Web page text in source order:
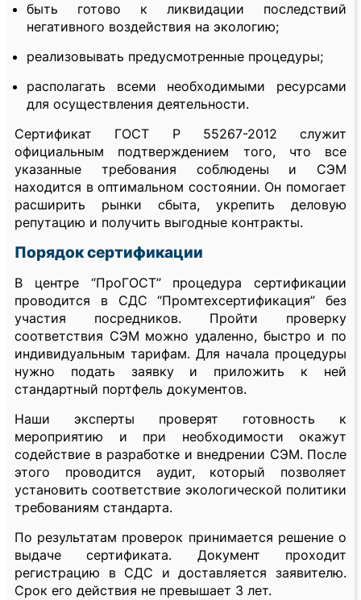
быть готово к ликвидации последствий
негативного воздействия на экологию;
реализовывать предусмотренные процедуры;
располагать всеми необходимыми ресурсами
для осуществления деятельности.
Сертификат ГОСТ Р 55267-2012 служит
официальным подтверждением того, что все
указанные требования соблюдены и СЭМ
находится в оптимальном состоянии. Он помогает
расширить рынки сбыта, укрепить деловую
репутацию и получить выгодные контракты.
Порядок сертификации
В центре “ПроГОСТ” процедура сертификации
проводится в СДС “Промтехсертификация” без
участия посредников. Пройти проверку
соответствия СЭМ можно удаленно, быстро и по
индивидуальным тарифам. Для начала процедуры
нужно подать заявку и приложить к ней
стандартный портфель документов.
Наши эксперты проверят готовность к
мероприятию и при необходимости окажут
содействие в разработке и внедрении СЭМ. После
этого проводится аудит, который позволяет
установить соответствие экологической политики
требованиям стандарта.
По результатам проверок принимается решение о
выдаче сертификата. Документ проходит
регистрацию в СДС и доставляется заявителю.
Срок его действия не превышает 3 лет.